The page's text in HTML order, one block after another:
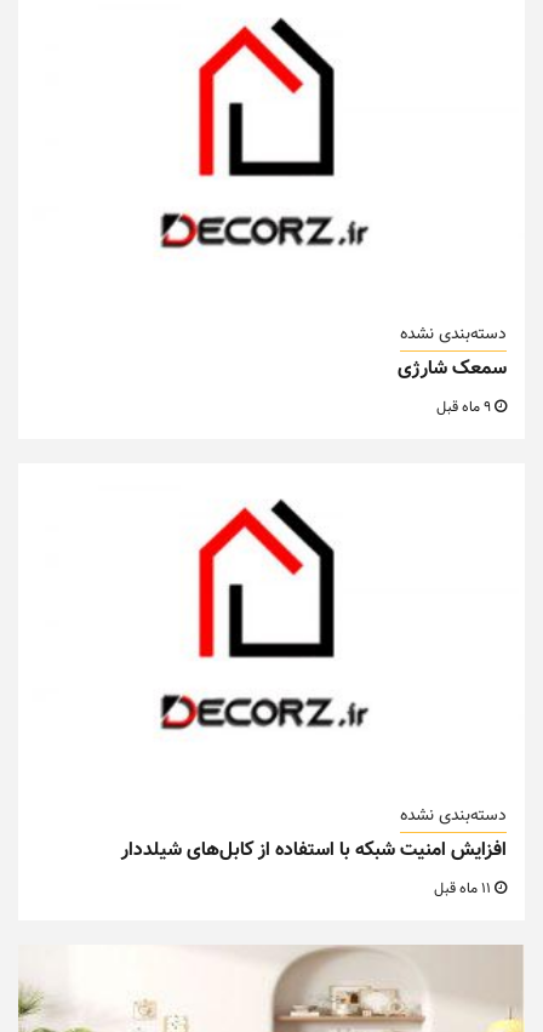
دسته‌بندی نشده
سمعک شارژی
دسته‌بندی نشده
افزایش امنیت شبکه با استفاده از کابل‌های شیلددار